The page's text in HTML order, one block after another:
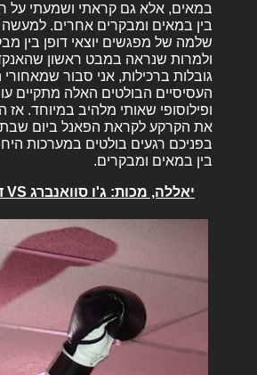
במאים, אלא גם קראתי ושמעתי על
בין במאים ומבקרים אחרים. למעשה
שלמה של מפגשים יוצאי דופן בין
ולמרות שנראה במבט ראשון
גובלות ברכילות, אני סבור שמאחורי
העסיסיים הבולטים האלה מתקיים
ופילוסופי שאותי מלהיב במיוחד. אז
את הקרקע לקראת הפאנל ביום
בפניכם רגעים בולטים במערכות
בין במאים ומבקרים.
יאללה, מכות: ג'ו סוואנברג VS